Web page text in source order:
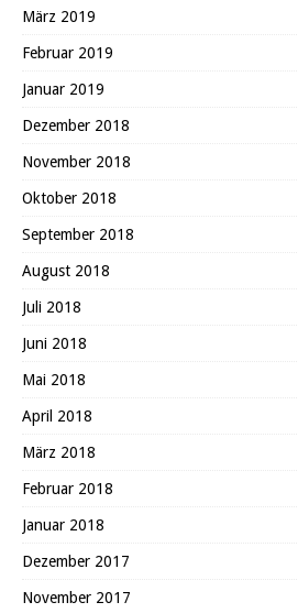
März 2019
Februar 2019
Januar 2019
Dezember 2018
November 2018
Oktober 2018
September 2018
August 2018
Juli 2018
Juni 2018
Mai 2018
April 2018
März 2018
Februar 2018
Januar 2018
Dezember 2017
November 2017